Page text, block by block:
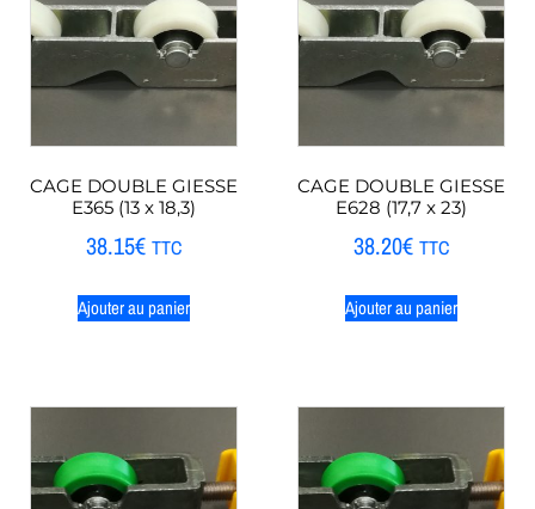
CAGE DOUBLE GIESSE
E365 (13 x 18,3)
38.15€ TTC
Ajouter au panier
CAGE DOUBLE GIESSE
E628 (17,7 x 23)
38.20€ TTC
Ajouter au panier